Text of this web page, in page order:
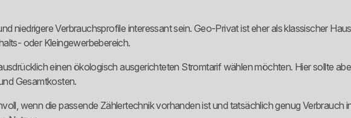
niedrigere Verbrauchsprofile interessant sein. Geo-Privat ist eher als klassischer
oder Kleingewerbebereich.
einen ökologisch ausgerichteten Stromtarif wählen möchten. Hier sollte
Gesamtkosten.
wenn die passende Zählertechnik vorhanden ist und tatsächlich genug Verbrauch